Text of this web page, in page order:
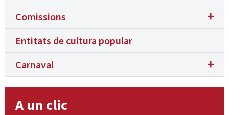
Comissions
Entitats de cultura popular
Carnaval
A un clic